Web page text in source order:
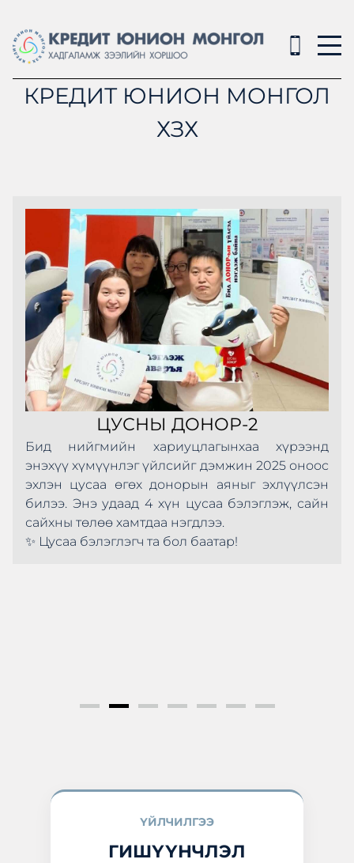
КРЕДИТ ЮНИОН МОНГОЛ
ХЗХ
ЦУСНЫ ДОНОР-2
Бид нийгмийн хариуцлагынхаа хүрээнд
энэхүү хүмүүнлэг үйлсийг дэмжин 2025 оноос
эхлэн цусаа өгөх донорын аяныг эхлүүлсэн
билээ. Энэ удаад 4 хүн цусаа бэлэглэж, сайн
сайхны төлөө хамтдаа нэгдлээ.
✨ Цусаа бэлэглэгч та бол баатар!
ҮЙЛЧИЛГЭЭ
ГИШҮҮНЧЛЭЛ